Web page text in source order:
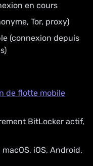
en cours
Tor, proxy)
(connexion depuis
de flotte mobile
BitLocker actif,
iOS, Android,